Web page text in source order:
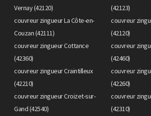
Vernay (42120)
(42123)
couvreur zingueur La Côte-en-
Couzan (42111)
couvreur
(42120)
couvreur zingueur Cottance
(42360)
couvreur
(42460)
couvreur zingueur Craintilleux
(42210)
couvreur
(42260)
couvreur zingueur Croizet-sur-
Gand (42540)
couvreur
(42310)